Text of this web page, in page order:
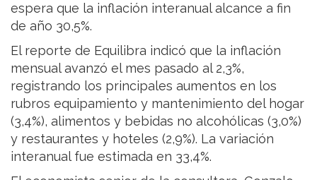
espera que la inflación interanual alcance a fin
de año 30,5%.
El reporte de Equilibra indicó que la inflación
mensual avanzó el mes pasado al 2,3%,
registrando los principales aumentos en los
rubros equipamiento y mantenimiento del hogar
(3,4%), alimentos y bebidas no alcohólicas (3,0%)
y restaurantes y hoteles (2,9%). La variación
interanual fue estimada en 33,4%.